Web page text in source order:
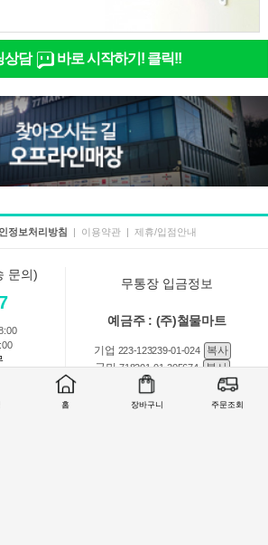
홈 장바구니 주문조회
상담 바로 시작하기! 클릭!!
정보처리방침 | 이용약관 | 제휴/입점안내
문의)
무통장 입금정보
예금주 : (주)철물마트
기업 223-123239-01-024
복사
국민718201-01-205674
복사
301-0168-3882-11 복사